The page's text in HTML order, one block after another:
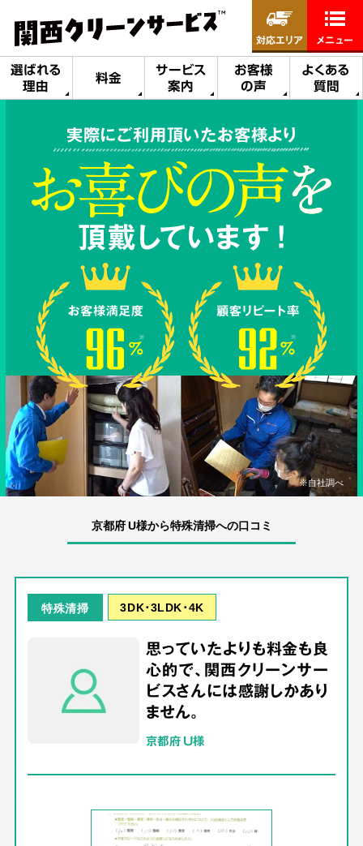
選ばれる
理由
料金
サービス
案内
お客様
の声
よくある
質問
対応エリア メニュー
実際にご利用頂いたお客様より
※自社調べ
京都府 U様から特殊清掃への口コミ
特殊清掃 3DK･3LDK･4K
思っていたよりも料金も良
心的で、関西クリーンサー
ビスさんには感謝しかあり
ません。
京都府 U様